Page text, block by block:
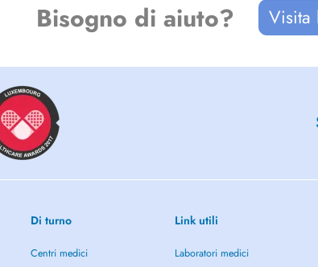
Bisogno di aiuto? Visita
Di turno
Centri medici
Link utili
Laboratori medici